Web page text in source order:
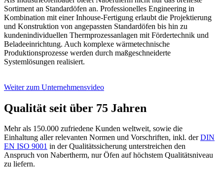
Sortiment an Standardöfen an. Professionelles Engineering in
Kombination mit einer Inhouse-Fertigung erlaubt die Projektierung
und Konstruktion von angepassten Standardöfen bis hin zu
kundenindividuellen Thermprozessanlagen mit Fördertechnik und
Beladeeinrichtung. Auch komplexe wärmetechnische
Produktionsprozesse werden durch maßgeschneiderte
Systemlösungen realisiert.
Weiter zum Unternehmensvideo
Qualität seit über 75 Jahren
Mehr als 150.000 zufriedene Kunden weltweit, sowie die
Einhaltung aller relevanten Normen und Vorschriften, inkl. derDIN
EN ISO 9001 in der Qualitätssicherung unterstreichen den
Anspruch von Nabertherm, nur Öfen auf höchstem Qualitätsniveau
zu liefern.